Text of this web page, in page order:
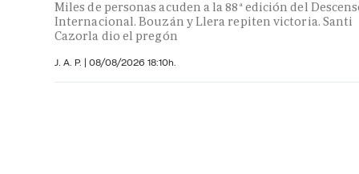
Miles de personas acuden a la 88ª edición del
Internacional. Bouzán y Llera repiten victoria. Santi
Cazorla dio el pregón
J. A. P. | 08/08/2026 18:10h.